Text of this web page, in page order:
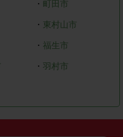
・ 町田市
・ 東村山市
・ 福生市
・羽村市